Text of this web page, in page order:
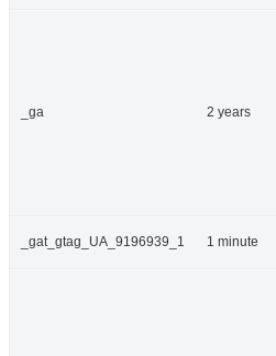
_ga 2 years
_gat_gtag_UA_9196939_1 1 minute